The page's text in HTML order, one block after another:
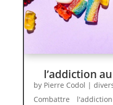
l’addiction
by Pierre Codol |
Combattre